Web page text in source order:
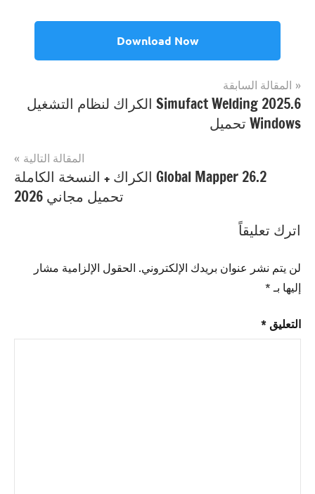
Download Now
مصنف
ب
Replay
Media
Splitter
مجاني,
Replay
Splitter
رمز
Multimedia
تصفّح
المقالات
المقالة السابقة
Simufact Welding 2025.6 الكراك لنظام التشغيل
Windows تحميل
المقالة التالية
Global Mapper 26.2 الكراك + النسخة الكاملة
تحميل مجاني 2026
اترك تعليقاً
لن يتم نشر عنوان بريدك الإلكتروني. الحقول الإلزامية مشار
إليها بـ *
التعليق *